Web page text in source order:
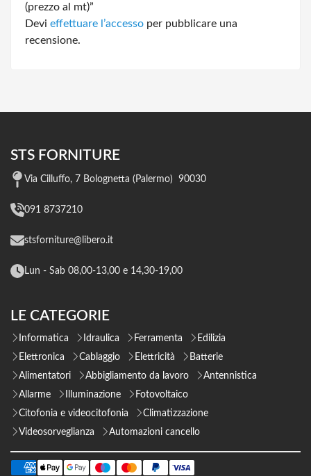
(prezzo al mt)”
Devi effettuare l’accesso per pubblicare una
recensione.
STS FORNITURE
Via Cilluffo, 7 Bolognetta (Palermo) 90030
091 8737210
stsforniture@libero.it
Lun - Sab 08,00-13,00 e 14,30-19,00
LE CATEGORIE
Informatica Idraulica Ferramenta
Edilizia
Elettronica
Cablaggio Elettricità
Batterie
Alimentatori
Abbigliamento da lavoro
Antennistica
Allarme
Illuminazione
Fotovoltaico
Citofonia e videocitofonia
Climatizzazione
Videosorveglianza
Automazioni cancello